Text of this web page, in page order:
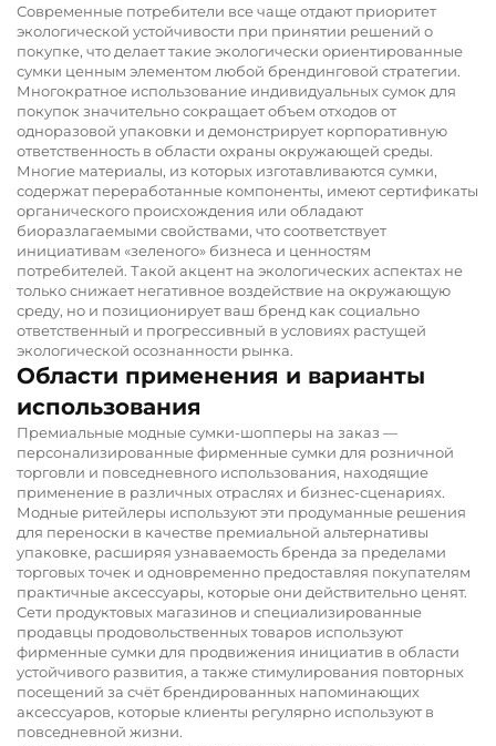
Современные потребители все чаще отдают приоритет
экологической устойчивости при принятии решений о
покупке, что делает такие экологически ориентированные
сумки ценным элементом любой брендинговой стратегии.
Многократное использование индивидуальных сумок для
покупок значительно сокращает объем отходов от
одноразовой упаковки и демонстрирует корпоративную
ответственность в области охраны окружающей среды.
Многие материалы, из которых изготавливаются сумки,
содержат переработанные компоненты, имеют сертификаты
органического происхождения или обладают
биоразлагаемыми свойствами, что соответствует
инициативам «зеленого» бизнеса и ценностям
потребителей. Такой акцент на экологических аспектах не
только снижает негативное воздействие на окружающую
среду, но и позиционирует ваш бренд как социально
ответственный и прогрессивный в условиях растущей
экологической осознанности рынка.
Области применения и варианты
использования
Премиальные модные сумки-шопперы на заказ —
персонализированные фирменные сумки для розничной
торговли и повседневного использования, находящие
применение в различных отраслях и бизнес-сценариях.
Модные ритейлеры используют эти продуманные решения
для переноски в качестве премиальной альтернативы
упаковке, расширяя узнаваемость бренда за пределами
торговых точек и одновременно предоставляя покупателям
практичные аксессуары, которые они действительно ценят.
Сети продуктовых магазинов и специализированные
продавцы продовольственных товаров используют
фирменные сумки для продвижения инициатив в области
устойчивого развития, а также стимулирования повторных
посещений за счёт брендированных напоминающих
аксессуаров, которые клиенты регулярно используют в
повседневной жизни.